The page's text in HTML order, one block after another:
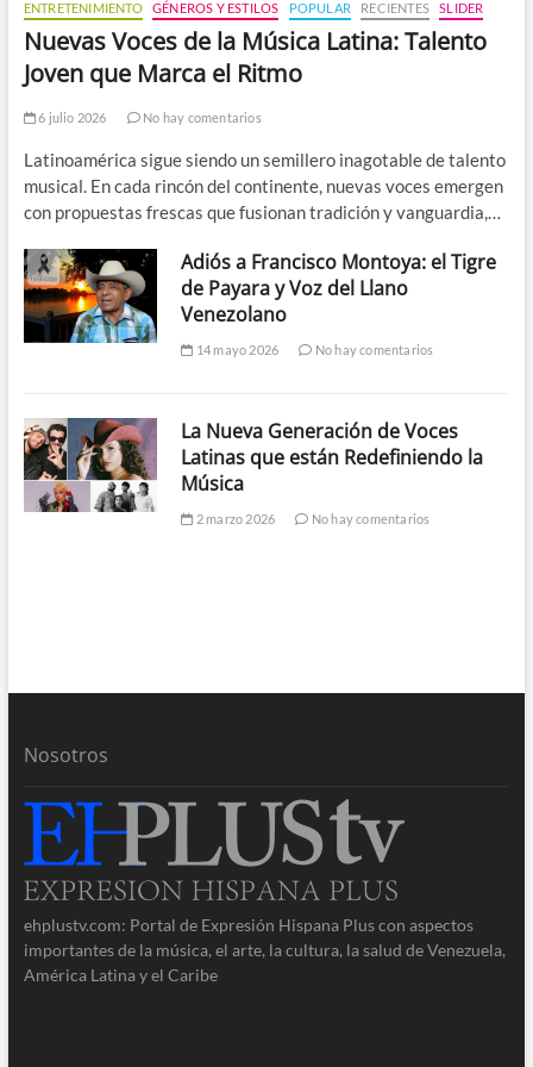
ENTRETENIMIENTO GÉNEROS Y ESTILOS POPULAR RECIENTES SLIDER
Nuevas Voces de la Música Latina: Talento
Joven que Marca el Ritmo
6 julio 2026 No hay comentarios
Latinoamérica sigue siendo un semillero inagotable de talento
musical. En cada rincón del continente, nuevas voces emergen
con propuestas frescas que fusionan tradición y vanguardia,…
Adiós a Francisco Montoya: el Tigre
de Payara y Voz del Llano
Venezolano
14 mayo 2026 No hay comentarios
La Nueva Generación de Voces
Latinas que están Redefiniendo la
Música
2 marzo 2026 No hay comentarios
Nosotros
ehplustv.com: Portal de Expresión Hispana Plus con aspectos
importantes de la música, el arte, la cultura, la salud de Venezuela,
América Latina y el Caribe